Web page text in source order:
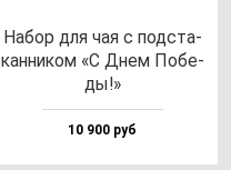
Набор для чая с под­ста­
кан­ни­ком «С Днем Побе­
ды!»
10 900 руб